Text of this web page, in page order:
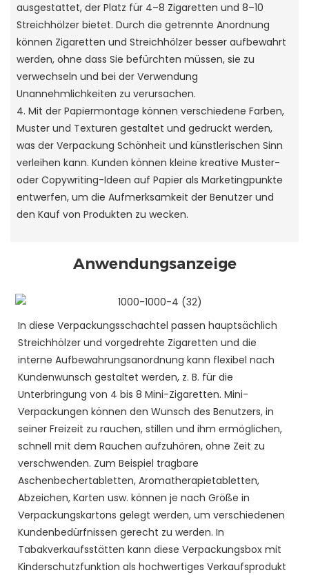
ausgestattet, der Platz für 4–8 Zigaretten und 8–10
Streichhölzer bietet. Durch die getrennte Anordnung
können Zigaretten und Streichhölzer besser aufbewahrt
werden, ohne dass Sie befürchten müssen, sie zu
verwechseln und bei der Verwendung
Unannehmlichkeiten zu verursachen.
4. Mit der Papiermontage können verschiedene Farben,
Muster und Texturen gestaltet und gedruckt werden,
was der Verpackung Schönheit und künstlerischen Sinn
verleihen kann. Kunden können kleine kreative Muster-
oder Copywriting-Ideen auf Papier als Marketingpunkte
entwerfen, um die Aufmerksamkeit der Benutzer und
den Kauf von Produkten zu wecken.
Anwendungsanzeige
In diese Verpackungsschachtel passen hauptsächlich
Streichhölzer und vorgedrehte Zigaretten und die
interne Aufbewahrungsanordnung kann flexibel nach
Kundenwunsch gestaltet werden, z. B. für die
Unterbringung von 4 bis 8 Mini-Zigaretten. Mini-
Verpackungen können den Wunsch des Benutzers, in
seiner Freizeit zu rauchen, stillen und ihm ermöglichen,
schnell mit dem Rauchen aufzuhören, ohne Zeit zu
verschwenden. Zum Beispiel tragbare
Aschenbechertabletten, Aromatherapietabletten,
Abzeichen, Karten usw. können je nach Größe in
Verpackungskartons gelegt werden, um verschiedenen
Kundenbedürfnissen gerecht zu werden. In
Tabakverkaufsstätten kann diese Verpackungsbox mit
Kinderschutzfunktion als hochwertiges Verkaufsprodukt